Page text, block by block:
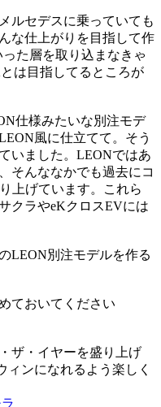
セデスに乗っていても
な仕上がりを目指して作
た層を取り込まなきゃ
は目指してるところが
仕様みたいな別注モデ
風に仕立てて。そう
いました。LEONではあ
そんななかでも過去にコ
上げています。これら
クラやeKクロスEVには
別注モデルを作る
ておいてください
ザ・イヤーを盛り上げ
ンになれるよう楽しく